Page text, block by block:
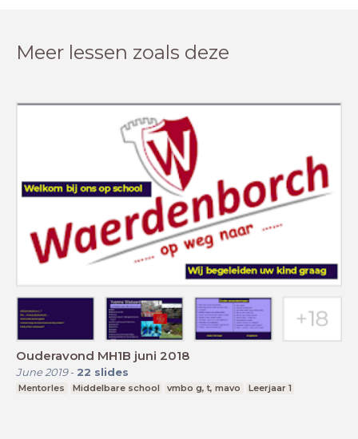
Meer lessen zoals deze
Ouderavond MH1B juni 2018
June 2019- 22 slides
Mentorles Middelbare school vmbo g, t, mavo Leerjaar 1